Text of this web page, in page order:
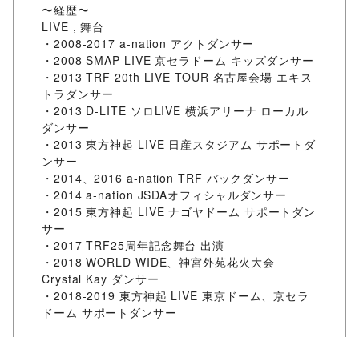
〜経歴〜
LIVE , 舞台
・2008-2017 a-nation アクトダンサー
・2008 SMAP LIVE 京セラドーム キッズダンサー
・2013 TRF 20th LIVE TOUR 名古屋会場 エキス
トラダンサー
・2013 D-LITE ソロLIVE 横浜アリーナ ローカル
ダンサー
・2013 東方神起 LIVE 日産スタジアム サポートダ
ンサー
・2014、2016 a-nation TRF バックダンサー
・2014 a-nation JSDAオフィシャルダンサー
・2015 東方神起 LIVE ナゴヤドーム サポートダン
サー
・2017 TRF25周年記念舞台 出演
・2018 WORLD WIDE、神宮外苑花火大会
Crystal Kay ダンサー
・2018-2019 東方神起 LIVE 東京ドーム、京セラ
ドーム サポートダンサー